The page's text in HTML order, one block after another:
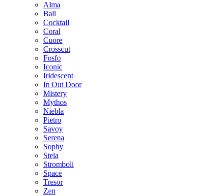
Alma
Bali
Cocktail
Coral
Cuore
Crosscut
Fosfo
Iconic
Iridescent
In Out Door
Mistery
Mythos
Niebla
Pietro
Savoy
Serena
Sophy
Stela
Stromboli
Space
Tresor
Zen